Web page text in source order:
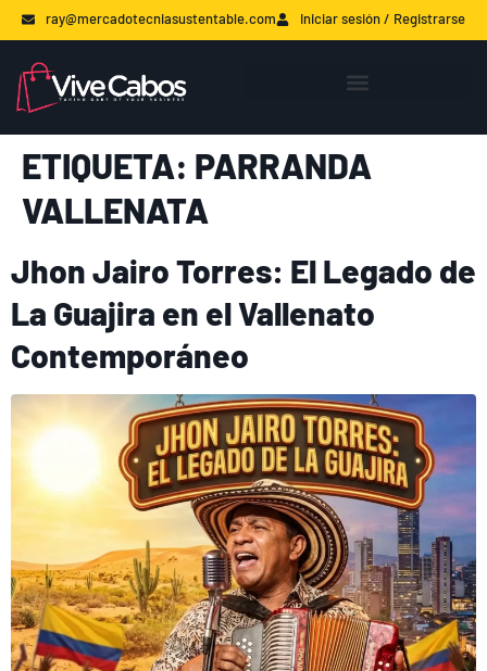
ray@mercadotecniasustentable.com Iniciar sesión / Registrarse
ETIQUETA: PARRANDA
VALLENATA
Jhon Jairo Torres: El Legado de
La Guajira en el Vallenato
Contemporáneo